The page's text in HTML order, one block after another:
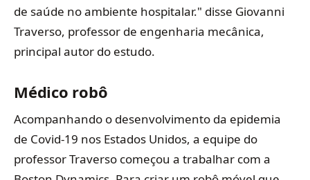
de saúde no ambiente hospitalar." disse Giovanni
Traverso, professor de engenharia mecânica,
principal autor do estudo.
Médico robô
Acompanhando o desenvolvimento da epidemia
de Covid-19 nos Estados Unidos, a equipe do
professor Traverso começou a trabalhar com a